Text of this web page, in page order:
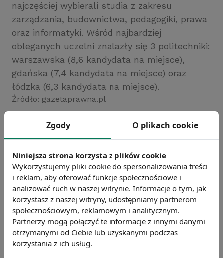
najczęściej wybierali studia z zakresu
zarządzania, budownictwa, pedagogiki, prawa
oraz informatyki. Wśród najbardziej
obleganych uczelni znalazły się 3 politechniki:
warszawska (8,6 kandydata na miejsce),
gdańska (7,4 kandydata na miejsce) oraz
łódzka (6,3 kandydata na miejsce).
Źródło: gazetaprawna.pl
Zobacz więcej wiadomości
Zgody O plikach cookie
Niniejsza strona korzysta z plików cookie
Wykorzystujemy pliki cookie do spersonalizowania treści
i reklam, aby oferować funkcje społecznościowe i
analizować ruch w naszej witrynie. Informacje o tym, jak
korzystasz z naszej witryny, udostępniamy partnerom
społecznościowym, reklamowym i analitycznym.
Partnerzy mogą połączyć te informacje z innymi danymi
otrzymanymi od Ciebie lub uzyskanymi podczas
korzystania z ich usług.